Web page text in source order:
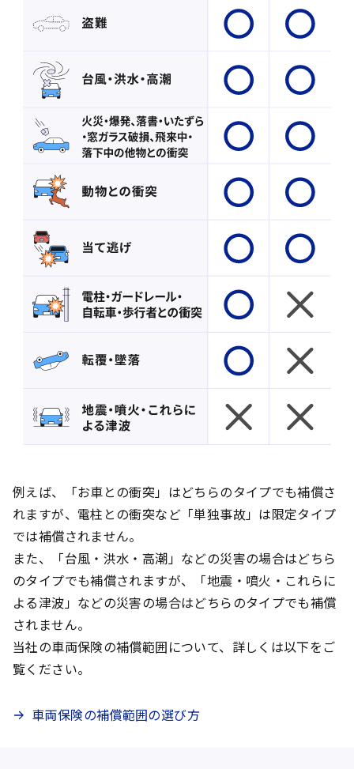
例えば、「お車との衝突」はどちらのタイプでも補償さ
れますが、電柱との衝突など「単独事故」は限定タイプ
では補償されません。
また、「台風・洪水・高潮」などの災害の場合はどちら
のタイプでも補償されますが、「地震・噴火・これらに
よる津波」などの災害の場合はどちらのタイプでも補償
されません。
当社の車両保険の補償範囲について、詳しくは以下をご
覧ください。
車両保険の補償範囲の選び方